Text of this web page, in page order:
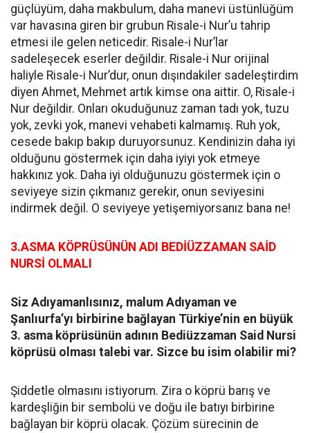
güçlüyüm, daha makbulum, daha manevi üstünlüğüm
var havasına giren bir grubun Risale-i Nur’u tahrip
etmesi ile gelen neticedir. Risale-i Nur’lar
sadeleşecek eserler değildir. Risale-i Nur orijinal
haliyle Risale-i Nur’dur, onun dışındakiler sadeleştirdim
diyen Ahmet, Mehmet artık kimse ona aittir. O, Risale-i
Nur değildir. Onları okuduğunuz zaman tadı yok, tuzu
yok, zevki yok, manevi vehabeti kalmamış. Ruh yok,
cesede bakıp bakıp duruyorsunuz. Kendinizin daha iyi
olduğunu göstermek için daha iyiyi yok etmeye
hakkınız yok. Daha iyi olduğunuzu göstermek için o
seviyeye sizin çıkmanız gerekir, onun seviyesini
indirmek değil. O seviyeye yetişemiyorsanız bana ne!
3.ASMA KÖPRÜSÜNÜN ADI BEDİÜZZAMAN SAİD
NURSİ OLMALI
Siz Adıyamanlısınız, malum Adıyaman ve
Şanlıurfa’yı birbirine bağlayan Türkiye’nin en büyük
3. asma köprüsünün adının Bediüzzaman Said Nursi
köprüsü olması talebi var. Sizce bu isim olabilir mi?
Şiddetle olmasını istiyorum. Zira o köprü barış ve
kardeşliğin bir sembolü ve doğu ile batıyı birbirine
bağlayan bir köprü olacak. Çözüm sürecinin de